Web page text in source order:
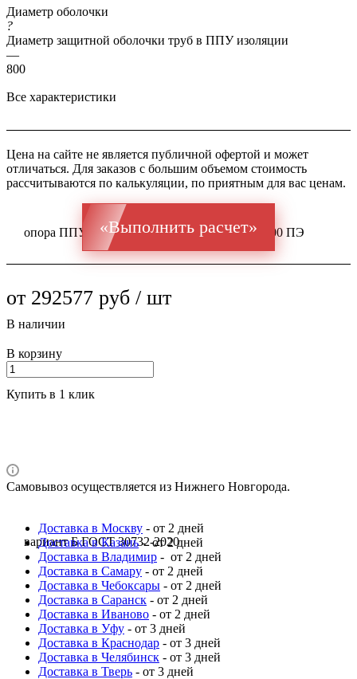
опора ППУ ГОСТ оц 10704 Ст 1-3 630x20 / 800 ПЭ
вариант Б ГОСТ 30732-2020
Диаметр оболочки
?
Диаметр защитной оболочки труб в ППУ изоляции
—
800
Все характеристики
Цена на сайте не является публичной офертой и может
отличаться. Для заказов с большим объемом стоимость
рассчитываются по калькуляции, по приятным для вас ценам.
«Выполнить расчет»
от 292577 руб / шт
В наличии
В корзину
Купить в 1 клик
Самовывоз осуществляется из Нижнего Новгорода.
Доставка в Москву - от 2 дней
Доставка в Казань- от 2 дней
Доставка в Владимир - от 2 дней
Доставка в Самару - от 2 дней
Доставка в Чебоксары - от 2 дней
Доставка в Саранск - от 2 дней
Доставка в Иваново - от 2 дней
Доставка в Уфу - от 3 дней
Доставка в Краснодар - от 3 дней
Доставка в Челябинск - от 3 дней
Доставка в Тверь - от 3 дней